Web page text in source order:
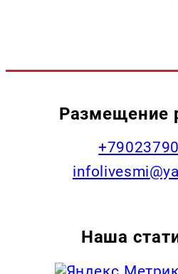
Размещение
Наша